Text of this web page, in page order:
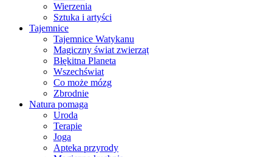
Wierzenia
Sztuka i artyści
Tajemnice
Tajemnice Watykanu
Magiczny świat zwierząt
Błękitna Planeta
Wszechświat
Co może mózg
Zbrodnie
Natura pomaga
Uroda
Terapie
Joga
Apteka przyrody